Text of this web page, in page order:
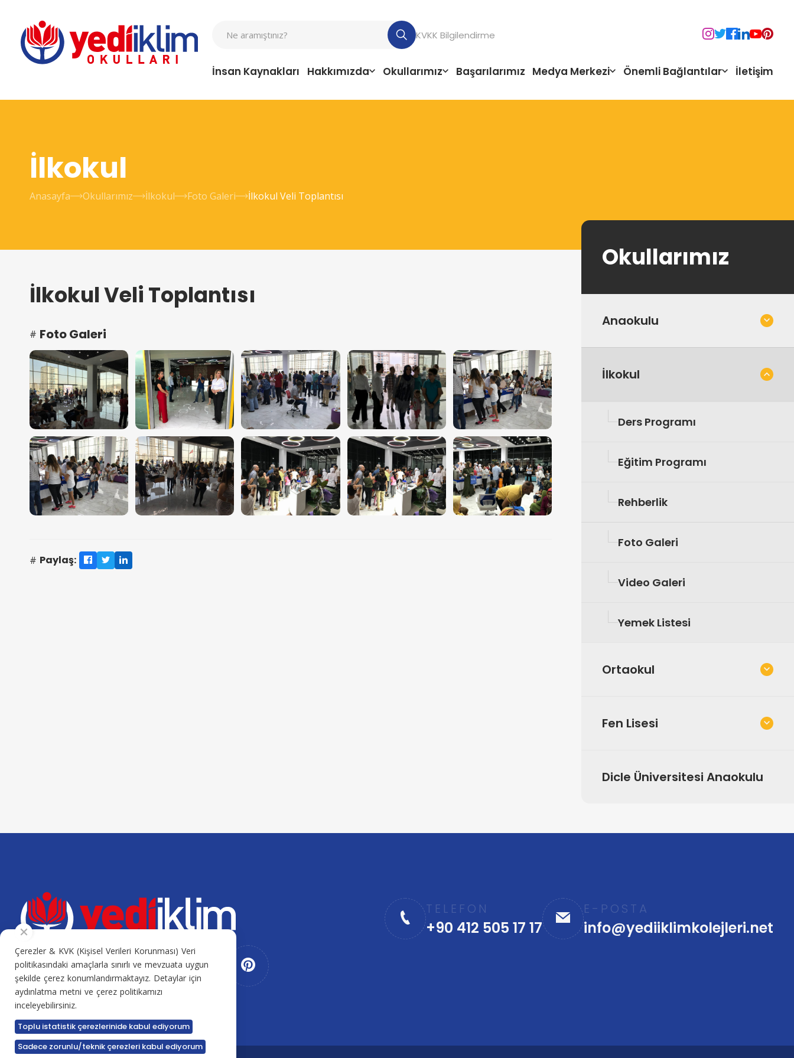
Çerezler & KVK (Kişisel Verileri Korunması) Veri
politikasındaki amaçlarla sınırlı ve mevzuata uygun
şekilde çerez konumlandırmaktayız. Detaylar için
aydınlatma metni ve çerez politikamızı
inceleyebilirsiniz.
Toplu istatistik çerezlerinide kabul ediyorum
Sadece zorunlu/teknik çerezleri kabul ediyorum
KVKK Bilgilendirme
İnsan Kaynakları Hakkımızda Okullarımız Başarılarımız Medya Merkezi Önemli Bağlantılar İletişim
İlkokul
Anasayfa Okullarımız İlkokul Foto Galeri İlkokul Veli Toplantısı
Okullarımız
Anaokulu
İlkokul
Ders Programı
Eğitim Programı
Rehberlik
Foto Galeri
Video Galeri
Yemek Listesi
Ortaokul
Fen Lisesi
Dicle Üniversitesi Anaokulu
İlkokul Veli Toplantısı
Foto Galeri
Paylaş:
TELEFON
+90 412 505 17 17
E-POSTA
info@yediiklimkolejleri.net